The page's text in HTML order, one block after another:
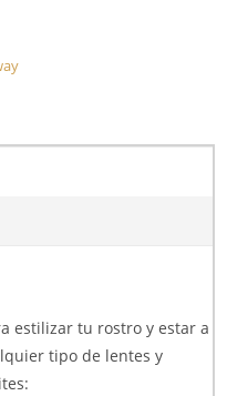
estilizar tu rostro y estar a
tipo de lentes y